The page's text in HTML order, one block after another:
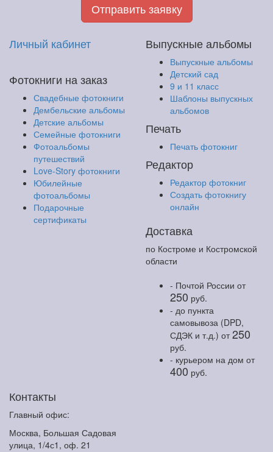
Отправить заявку
Личный кабинет
Фотокниги на заказ
Свадебные фотокниги
Дембельские альбомы
Детские альбомы
Семейные фотокниги
Фотоальбомы
путешествий
Love-Story фотокниги
Юбилейные
фотоальбомы
Подарочные
сертификаты
Выпускные альбомы
Выпускные альбомы
Детский сад
9 и 11 класс
Шаблоны выпускных
альбомов
Печать
Печать фотокниг
Редактор
Редактор фотокниг
Создать фотокнигу
онлайн
Доставка
по Костроме и Костромской
области
- Почтой России от
250 руб.
- до пункта
самовывоза (DPD,
СДЭК и т.д.) от250
руб.
- курьером на дом от
400 руб.
Контакты
Главный офис:
Москва, Большая Садовая
улица, 1/4с1, оф. 21